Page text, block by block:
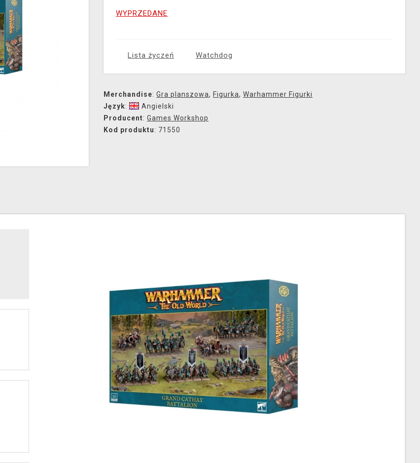
WYPRZEDANE
Lista życzeń Watchdog
Merchandise: Gra planszowa, Figurka, Warhammer Figurki
Język:
Angielski
Producent: Games Workshop
Kod produktu: 71550